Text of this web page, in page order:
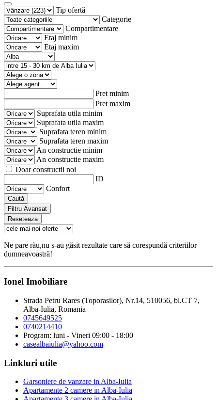
Tip ofertă
Categorie
Compartimentare
Etaj minim
Etaj maxim
Pret minim
Pret maxim
Suprafata utila minim
Suprafata utila maxim
Suprafata teren minim
Suprafata teren maxim
An constructie minim
An constructie maxim
Doar constructii noi
ID
Confort
Caută
Filtru Avansat
Reseteaza
Ne pare rău,nu s-au găsit rezultate care să corespundă criteriilor
dumneavoastră!
Ionel Imobiliare
Strada Petru Rares (Toporasilor), Nr.14, 510056, bl.CT 7,
Alba-Iulia, Romania
0745649525
0740214410
Program: luni - Vineri 09:00 - 18:00
casealbaiulia@yahoo.com
Linkluri utile
Garsoniere de vanzare in Alba-Iulia
Apartamente 2 camere in Alba-Iulia